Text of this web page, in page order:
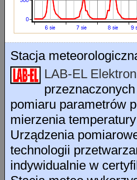
Stacja
LAB-EL
pomiaru parametrów
mierzenia
Urządzenia
technologii
indywidualnie w